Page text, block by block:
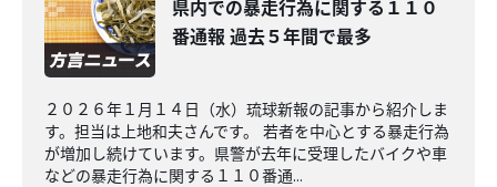
県内での暴走行為に関する１１０
番通報 過去５年間で最多
２０２６年１月１４日（水）琉球新報の記事から紹介しま
す。担当は上地和夫さんです。 若者を中心とする暴走行為
が増加し続けています。県警が去年に受理したバイクや車
などの暴走行為に関する１１０番通...